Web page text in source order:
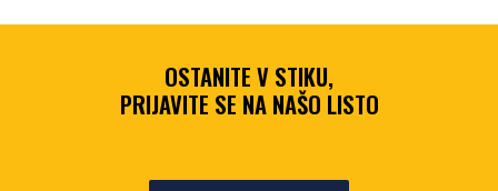
OSTANITE V STIKU,
PRIJAVITE SE NA NAŠO LISTO